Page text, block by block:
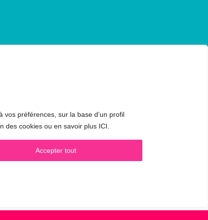
préférences, sur la base d’un profil
des cookies ou en savoir plus ICI.
Accepter tout
✅Prendre RDV en ligne
Email :info@femivoz.com